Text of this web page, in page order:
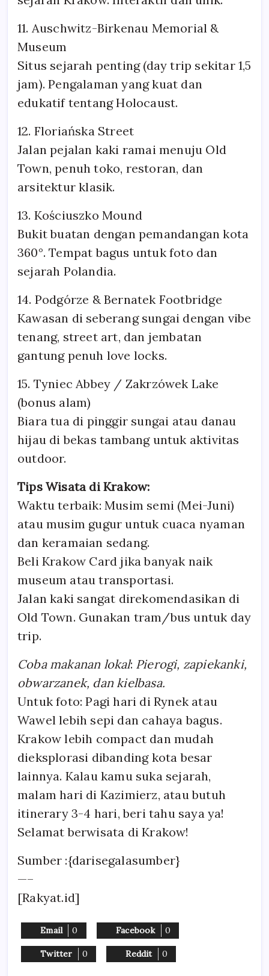
11. Auschwitz-Birkenau Memorial &
Museum
Situs sejarah penting (day trip sekitar 1,5
jam). Pengalaman yang kuat dan
edukatif tentang Holocaust.
12. Floriańska Street
Jalan pejalan kaki ramai menuju Old
Town, penuh toko, restoran, dan
arsitektur klasik.
13. Kościuszko Mound
Bukit buatan dengan pemandangan kota
360°. Tempat bagus untuk foto dan
sejarah Polandia.
14. Podgórze & Bernatek Footbridge
Kawasan di seberang sungai dengan vibe
tenang, street art, dan jembatan
gantung penuh love locks.
15. Tyniec Abbey / Zakrzówek Lake
(bonus alam)
Biara tua di pinggir sungai atau danau
hijau di bekas tambang untuk aktivitas
outdoor.
Tips Wisata di Krakow:
Waktu terbaik: Musim semi (Mei-Juni)
atau musim gugur untuk cuaca nyaman
dan keramaian sedang.
Beli Krakow Card jika banyak naik
museum atau transportasi.
Jalan kaki sangat direkomendasikan di
Old Town. Gunakan tram/bus untuk day
trip.
Coba makanan lokal: Pierogi, zapiekanki,
obwarzanek, dan kielbasa.
Untuk foto: Pagi hari di Rynek atau
Wawel lebih sepi dan cahaya bagus.
Krakow lebih compact dan mudah
dieksplorasi dibanding kota besar
lainnya. Kalau kamu suka sejarah,
malam hari di Kazimierz, atau butuh
itinerary 3-4 hari, beri tahu saya ya!
Selamat berwisata di Krakow!
Sumber :{darisegalasumber}
—–
[Rakyat.id]
Email 0 Facebook 0
Twitter 0 Reddit 0